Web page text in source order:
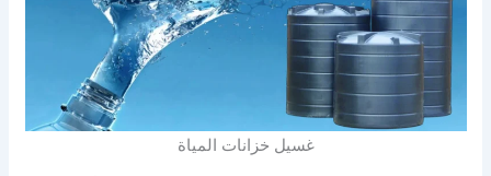
غسيل خزانات المياة